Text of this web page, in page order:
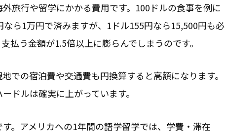
旅行や留学にかかる費用です。100ドルの食事を例に
ら1万円で済みますが、1ドル155円なら15,500円も必
払う金額が1.5倍以上に膨らんでしまうのです。
での宿泊費や交通費も円換算すると高額になります。
ドルは確実に上がっています。
。アメリカへの1年間の語学留学では、学費・滞在